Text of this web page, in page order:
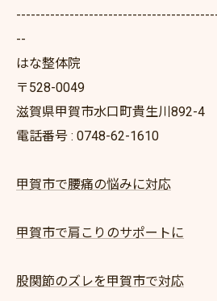
--
はな整体院
〒528-0049
滋賀県甲賀市水口町貴生川892-4
電話番号 : 0748-62-1610
甲賀市で腰痛の悩みに対応
甲賀市で肩こりのサポートに
股関節のズレを甲賀市で対応